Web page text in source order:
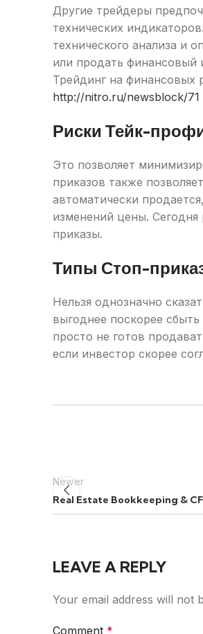
Другие трейдеры
технических
технического анализа и
или продать финансовый
Трейдинг на финансовых
http://nitro.ru/newsblock/71
Риски Тейк-
Это позволяет
приказов также
автоматически
изменений цены.
приказы.
Типы Стоп-
Нельзя однозначно
выгоднее поскорее
просто не готов
если инвестор скорее
Newer
Real Estate Bookkeeping &
LEAVE A REPLY
Your email address will not
Comment *